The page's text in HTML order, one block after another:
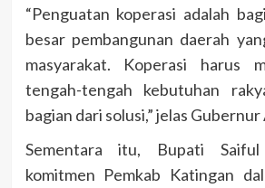
“Penguatan koperasi adalah
besar pembangunan daerah
masyarakat. Koperasi harus
tengah-tengah kebutuhan
bagian dari solusi,” jelas
Sementara itu, Bupati Saiful
komitmen Pemkab Katingan